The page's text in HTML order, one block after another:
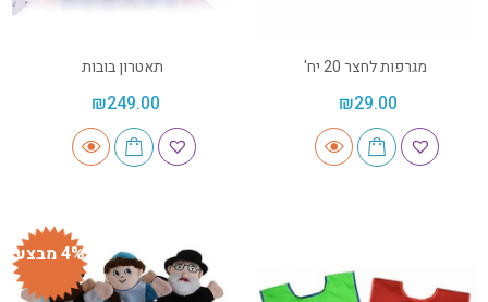
מגרפות לחצר 20 יח'
₪29.00
תאטרון בובות
₪249.00
4% מבצע